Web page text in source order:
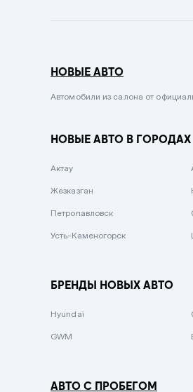
Сиреневый металлик
Вишневый
Зеленый металлик
НОВЫЕ АВТО
Автомобили из салона от
НОВЫЕ АВТО В ГОРОДАХ
Актау
Жезказган
Петропавловск
Усть-Каменогорск
БРЕНДЫ НОВЫХ АВТО
Hyundai
GWM
АВТО С ПРОБЕГОМ